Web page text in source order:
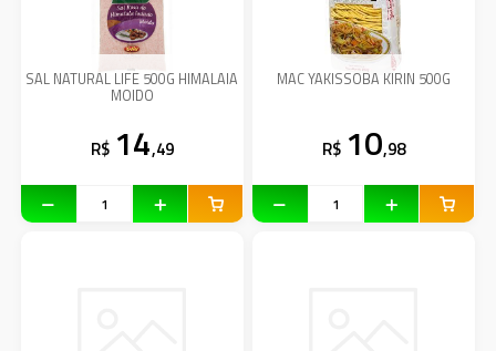
SAL NATURAL LIFE 500G HIMALAIA
MOIDO
R$ 14,49
MAC YAKISSOBA KIRIN 500G
R$ 10,98